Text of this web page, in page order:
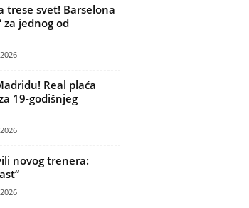
trese svet! Barselona
za jednog od
Real plaća
19-godišnjeg
novog trenera: